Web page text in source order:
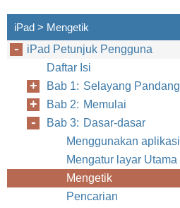
iPad > Mengetik
iPad Petunjuk Pengguna
Daftar Isi
Bab 1: Selayang Pandang
Bab 2: Memulai
Bab 3: Dasar-dasar
Menggunakan aplikasi
Mengatur layar Utama
Mengetik
Pencarian